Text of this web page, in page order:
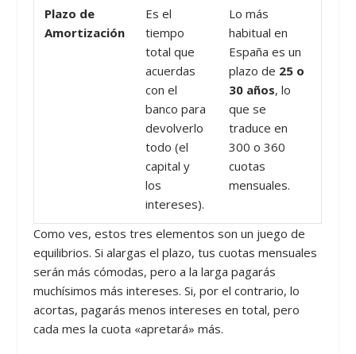
Plazo de
Amortización
Es el
tiempo
total que
acuerdas
con el
banco para
devolverlo
todo (el
capital y
los
intereses).
Lo más
habitual en
España es un
plazo de 25 o
30 años, lo
que se
traduce en
300 o 360
cuotas
mensuales.
Como ves, estos tres elementos son un juego de
equilibrios. Si alargas el plazo, tus cuotas mensuales
serán más cómodas, pero a la larga pagarás
muchísimos más intereses. Si, por el contrario, lo
acortas, pagarás menos intereses en total, pero
cada mes la cuota «apretará» más.